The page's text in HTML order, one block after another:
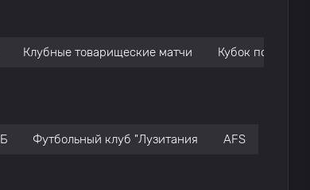
Клубные товарищеские матчи Кубок
Футбольный клуб "Лузитания AFS